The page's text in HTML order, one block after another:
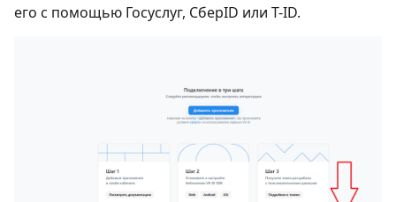
его с помощью Госуслуг, СберID или T-ID.